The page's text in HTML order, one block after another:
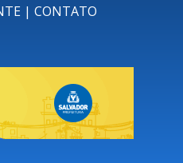
| CONTATO